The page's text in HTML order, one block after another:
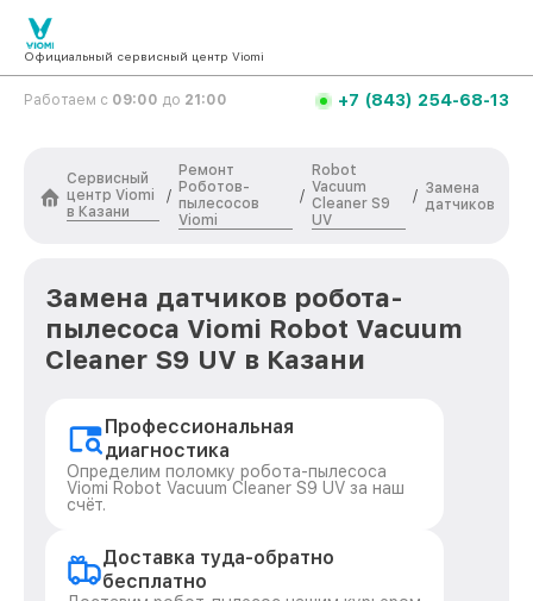
Официальный сервисный центр Viomi
Работаем с 09:00 до 21:00 +7 (843) 254-68-13
Сервисный
центр Viomi
в Казани
/
Ремонт
Роботов-
пылесосов
Viomi
/
Robot
Vacuum
Cleaner S9
UV
/ Замена
датчиков
Замена датчиков робота-
пылесоса Viomi Robot Vacuum
Cleaner S9 UV в Казани
Профессиональная
диагностика
Определим поломку робота-пылесоса
Viomi Robot Vacuum Cleaner S9 UV за наш
счёт.
Доставка туда-обратно
бесплатно